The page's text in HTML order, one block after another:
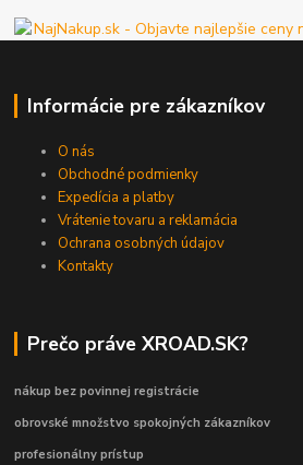
Informácie pre zákazníkov
O nás
Obchodné podmienky
Expedícia a platby
Vrátenie tovaru a reklamácia
Ochrana osobných údajov
Kontakty
Prečo práve XROAD.SK?
nákup bez povinnej registrácie
obrovské množstvo spokojných zákazníkov
profesionálny prístup